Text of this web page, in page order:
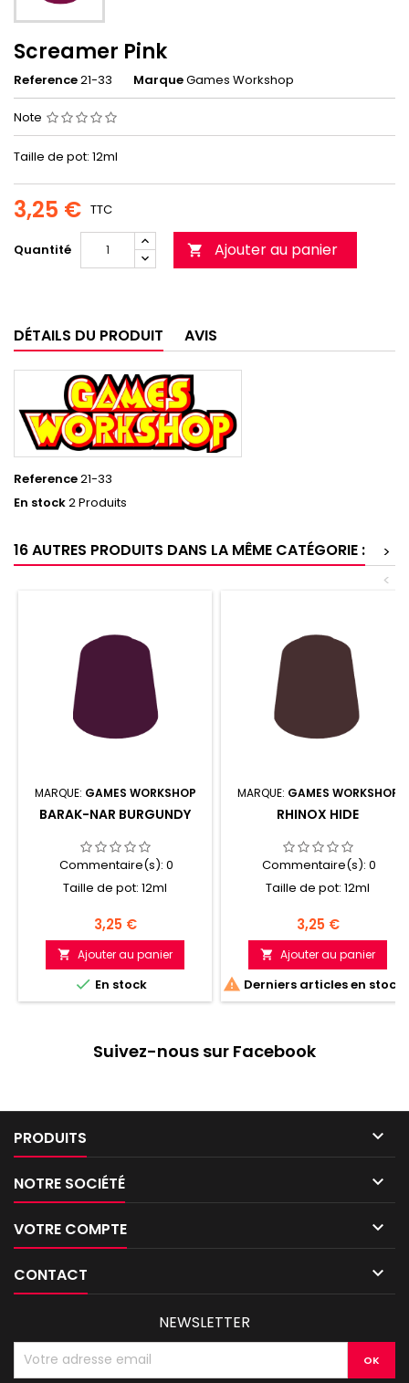
Screamer Pink
Reference21-33 MarqueGames Workshop
Note
Taille de pot: 12ml
3,25 € TTC
Quantité  Ajouter au panier
DÉTAILS DU PRODUIT AVIS
Reference21-33
En stock2 Produits
16 AUTRES PRODUITS DANS LA MÊME CATÉGORIE :
>
<
MARQUE: GAMES WORKSHOP
BARAK-NAR BURGUNDY
Commentaire(s): 0
Taille de pot: 12ml
Prix
3,25 €
 Ajouter au panier
 En stock
MARQUE: GAMES WORKSHOP
RHINOX HIDE
Commentaire(s): 0
Taille de pot: 12ml
Prix
3,25 €
 Ajouter au panier
 Derniers articles en stock
Suivez-nous sur Facebook
PRODUITS 
NOTRE SOCIÉTÉ 
VOTRE COMPTE 
CONTACT 
NEWSLETTER